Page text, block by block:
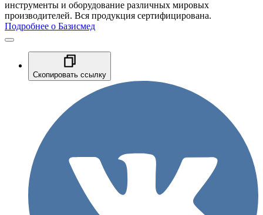
инструменты и оборудование различных мировых
производителей. Вся продукция сертифицирована.
Подробнее о Базисмед
Скопировать ссылку